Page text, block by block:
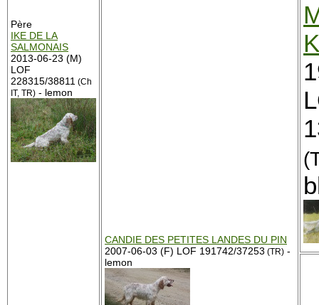
Père
IKE DE LA
SALMONAIS
2013-06-23 (M)
LOF
228315/38811 (Ch
IT, TR) - lemon
CANDIE DES PETITES LANDES DU PIN
2007-06-03 (F) LOF 191742/37253 (TR) -
lemon